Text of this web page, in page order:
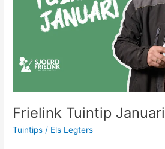
Frielink Tuintip Januari
Tuintips / Els Legters